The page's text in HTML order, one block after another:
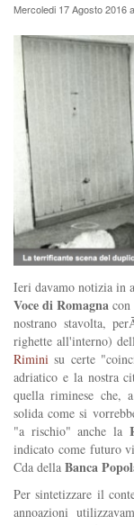
Mercoledi 17 Agosto 2016
Ieri davamo notizia in
Voce di Romagna
nostrano stavolta,
righette all'interno)
Riminisu certe
adriatico e la nostra
quella riminese che,
solida come si
"a rischio" anche la
indicato come futuro
Cda della Banca
Per sintetizzare il
annoazioni